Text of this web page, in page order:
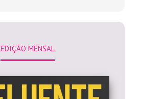
EDIÇÃO MENSAL